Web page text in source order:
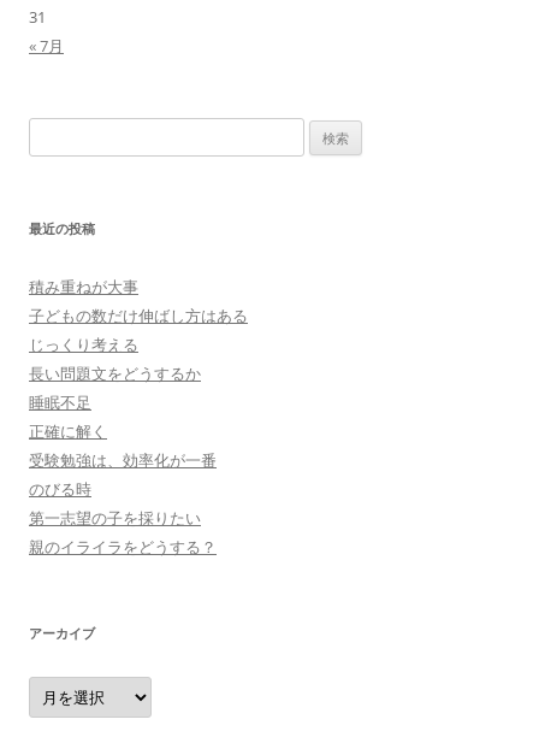
31
« 7月
索:
最近の投稿
積み重ねが大事
子どもの数だけ伸ばし方はある
じっくり考える
長い問題文をどうするか
睡眠不足
正確に解く
受験勉強は、効率化が一番
のびる時
第一志望の子を採りたい
親のイライラをどうする？
アーカイブ
ア
ー
カ